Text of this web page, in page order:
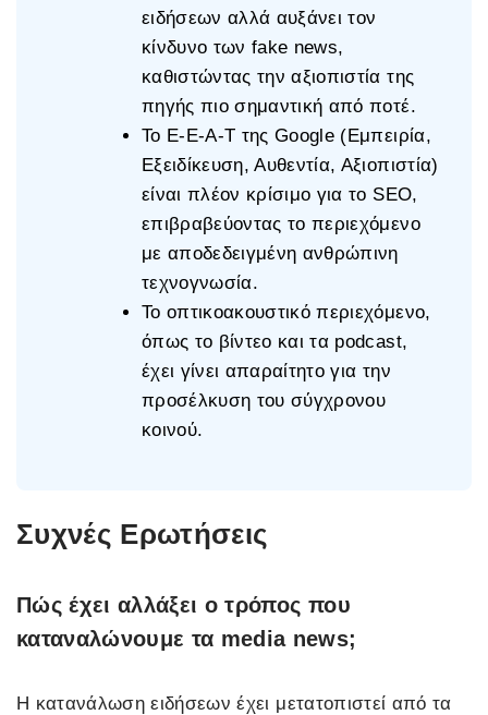
ειδήσεων αλλά αυξάνει τον
κίνδυνο των fake news,
καθιστώντας την αξιοπιστία της
πηγής πιο σημαντική από ποτέ.
Το E-E-A-T της Google (Εμπειρία,
Εξειδίκευση, Αυθεντία, Αξιοπιστία)
είναι πλέον κρίσιμο για το SEO,
επιβραβεύοντας το περιεχόμενο
με αποδεδειγμένη ανθρώπινη
τεχνογνωσία.
Το οπτικοακουστικό περιεχόμενο,
όπως το βίντεο και τα podcast,
έχει γίνει απαραίτητο για την
προσέλκυση του σύγχρονου
κοινού.
Συχνές Ερωτήσεις
Πώς έχει αλλάξει ο τρόπος που
καταναλώνουμε τα media news;
Η κατανάλωση ειδήσεων έχει μετατοπιστεί από τα